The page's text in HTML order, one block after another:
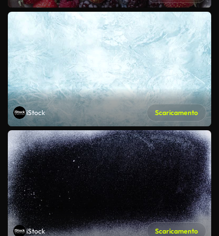
iStock Scaricamento
iStock Scaricamento